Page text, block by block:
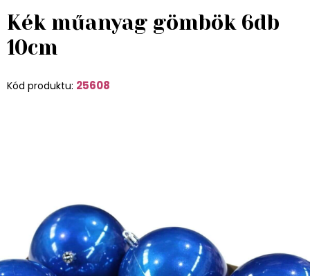
Kék műanyag gömbök 6db
10cm
Kód produktu: 25608